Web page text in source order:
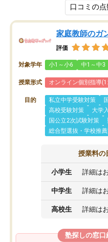
家庭教師のガ
評価
対象学年 小1～小6 中1～中3
授業形式 オンライン個別指導
目的 私立中学受験対策
高校受験対策
大学
国公立2次試験対策
総合型選抜・学校推
授業料の
小学生 詳細は
中学生 詳細は
高校生 詳細は
塾探しの窓口